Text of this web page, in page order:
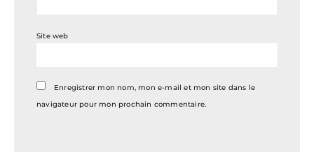
Site web
Enregistrer mon nom, mon e-mail et mon site dans le
navigateur pour mon prochain commentaire.